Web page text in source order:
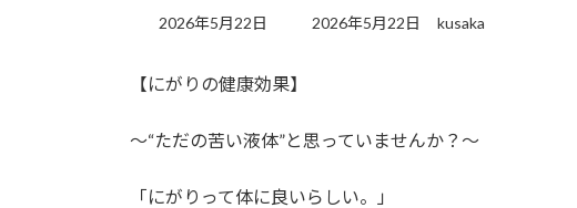
2026年5月22日
最
時
:
2026年5月22日 kusaka
【にがりの健康効果】
〜“ただの苦い液体”と思っていませんか？〜
「にがりって体に良いらしい。」